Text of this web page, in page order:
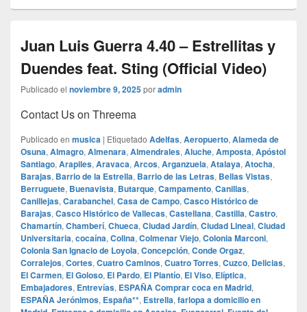
Juan Luis Guerra 4.40 – Estrellitas y
Duendes feat. Sting (Official Video)
Publicado el noviembre 9, 2025poradmin
Contact Us on Threema
Publicado en musica | Etiquetado Adelfas, Aeropuerto, Alameda de
Osuna, Almagro, Almenara, Almendrales, Aluche, Amposta, Apóstol
Santiago, Arapiles, Aravaca, Arcos, Arganzuela, Atalaya, Atocha,
Barajas, Barrio de la Estrella, Barrio de las Letras, Bellas Vistas,
Berruguete, Buenavista, Butarque, Campamento, Canillas,
Canillejas, Carabanchel, Casa de Campo, Casco Histórico de
Barajas, Casco Histórico de Vallecas, Castellana, Castilla, Castro,
Chamartín, Chamberí, Chueca, Ciudad Jardín, Ciudad Lineal, Ciudad
Universitaria, cocaína, Colina, Colmenar Viejo, Colonia Marconi,
Colonia San Ignacio de Loyola, Concepción, Conde Orgaz,
Corralejos, Cortes, Cuatro Caminos, Cuatro Torres, Cuzco, Delicias,
El Carmen, El Goloso, El Pardo, El Plantío, El Viso, Elíptica,
Embajadores, Entrevías, ESPAÑA Comprar coca en Madrid,
ESPAÑA Jerónimos, España**, Estrella, farlopa a domicilio en